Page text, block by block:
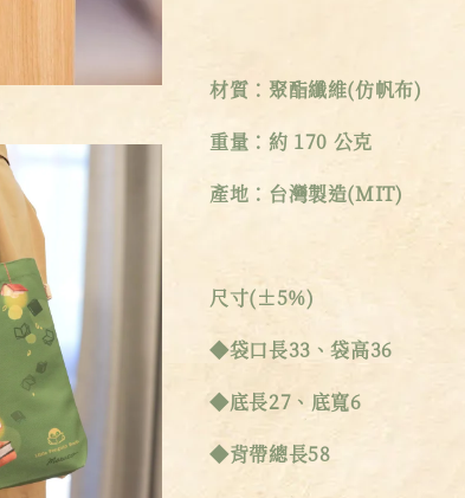
材質：聚酯纖維(仿帆布)
重量：約 170 公克
產地：台灣製造(MIT)
尺寸(±5%)
◆袋口長33、袋高36
◆底長27、底寬6
◆背帶總長58